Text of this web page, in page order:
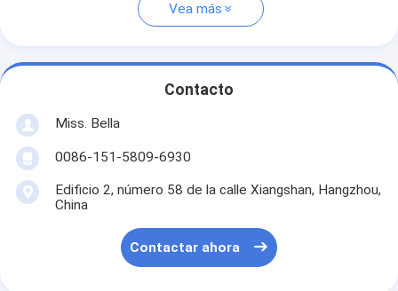
Vea más
Contacto
Miss. Bella
0086-151-5809-6930
Edificio 2, número 58 de la calle Xiangshan, Hangzhou,
China
Contactar ahora